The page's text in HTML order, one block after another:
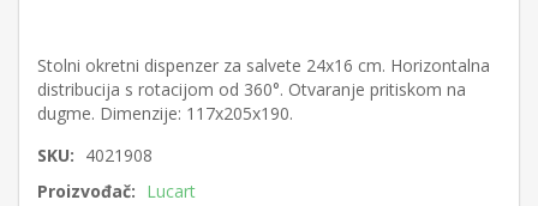
Stolni okretni dispenzer za salvete 24x16 cm. Horizontalna
distribucija s rotacijom od 360°. Otvaranje pritiskom na
dugme. Dimenzije: 117x205x190.
SKU: 4021908
Proizvođač: Lucart